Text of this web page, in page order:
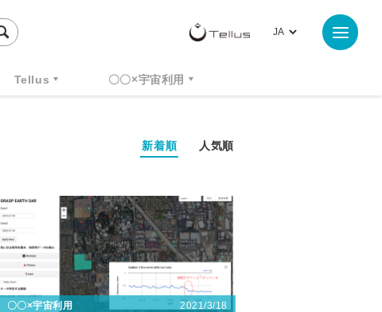
Tellus 〇〇×宇宙利用
新着順 人気順
〇〇×宇宙利用 2021/3/18